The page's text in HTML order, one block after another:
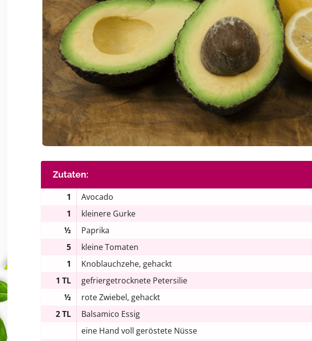
Zutaten:
1
Avocado
1
kleinere Gurke
½
Paprika
5
kleine Tomaten
1
Knoblauchzehe, gehackt
1 TL
gefriergetrocknete Petersilie
½
rote Zwiebel, gehackt
2 TL
Balsamico Essig
eine Hand voll geröstete Nüsse